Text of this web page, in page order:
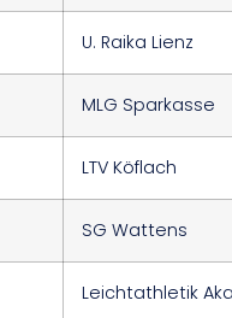
U. Raika Lienz
MLG Sparkasse
LTV Köflach
SG Wattens
Leichtathletik